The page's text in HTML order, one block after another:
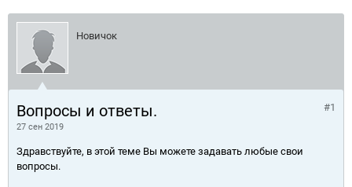
Новичок
Вопросы и ответы.
27 сен 2019
#1
Здравствуйте, в этой теме Вы можете задавать любые свои
вопросы.